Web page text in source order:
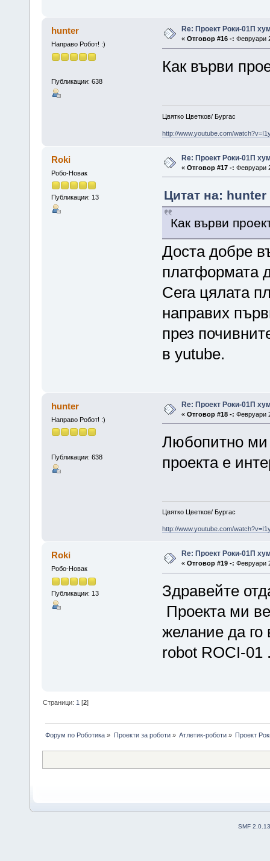
hunter
Направо Робот! :)
Публикации: 638
Re: Проект Роки-01П
« Отговор #16 -: Февруари
Как върви
Цвятко Цветков/ Бургас
http://www.youtube.com/
Roki
Робо-Новак
Публикации: 13
Re: Проект Роки-01П
« Отговор #17 -: Февруари
Цитат на:
Как върви
Доста добре
платформата
Сега цялата
направих
през
в yutube.
hunter
Направо Робот! :)
Публикации: 638
Re: Проект Роки-01П
« Отговор #18 -: Февруари
Любопитно ми
проекта е
Цвятко Цветков/ Бургас
http://www.youtube.com/
Roki
Робо-Новак
Публикации: 13
Re: Проект Роки-01П
« Отговор #19 -: Февруари
Здравейте
Проекта ми
желание да
robot ROCI-01
Страници: 1 [2]
Форум по Роботика » Проекти за роботи» Атлетик-роботи» Проект
SMF 2.0.13